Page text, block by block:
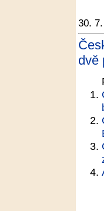
30.
dvě